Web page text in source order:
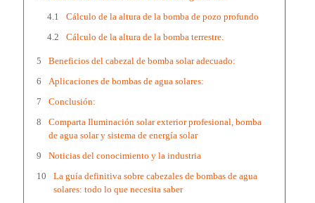
Cálculo de la altura de la bomba de pozo profundo
Cálculo de la altura de la bomba terrestre.
Beneficios del cabezal de bomba solar adecuado:
Aplicaciones de bombas de agua solares:
Conclusión:
Comparta Iluminación solar exterior profesional, bomba
de agua solar y sistema de energía solar
Noticias del conocimiento y la industria
La guía definitiva sobre cabezales de bombas de agua
solares: todo lo que necesita saber